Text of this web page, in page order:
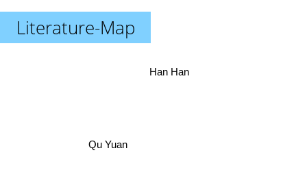
Literature-Map
Han Han
Qu Yuan